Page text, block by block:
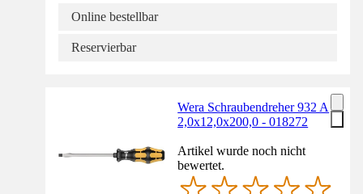
Online bestellbar
Reservierbar
Wera Schraubendreher 932 A
2,0x12,0x200,0 - 018272
Artikel wurde noch nicht
bewertet.